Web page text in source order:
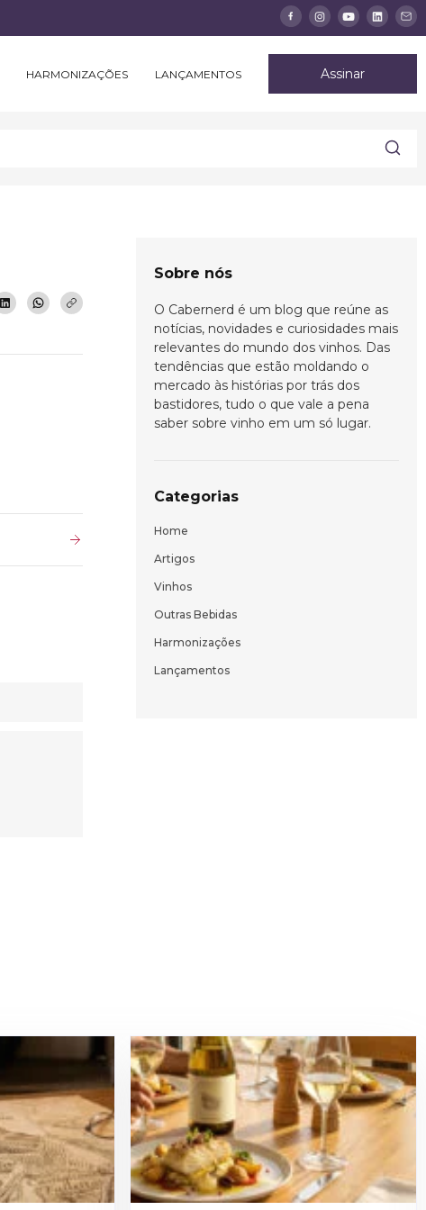
HARMONIZAÇÕES LANÇAMENTOS Assinar
Sobre nós
O Cabernerd é um blog que reúne as
notícias, novidades e curiosidades mais
relevantes do mundo dos vinhos. Das
tendências que estão moldando o
mercado às histórias por trás dos
bastidores, tudo o que vale a pena
saber sobre vinho em um só lugar.
Categorias
Home
Artigos
Vinhos
Outras Bebidas
Harmonizações
Lançamentos